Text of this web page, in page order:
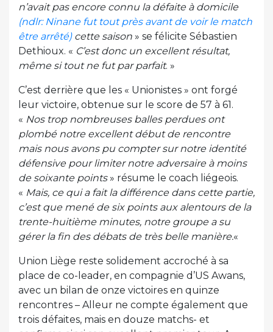
n’avait pas encore connu la défaite à domicile
(ndlr: Ninane fut tout près avant de voir le match
être arrêté)cette saison » se félicite Sébastien
Dethioux. « C’est donc un excellent résultat,
même si tout ne fut par parfait. »
C’est derrière que les « Unionistes » ont forgé
leur victoire, obtenue sur le score de 57 à 61.
« Nos trop nombreuses balles perdues ont
plombé notre excellent début de rencontre
mais nous avons pu compter sur notre identité
défensive pour limiter notre adversaire à moins
de soixante points» résume le coach liégeois.
« Mais, ce qui a fait la différence dans cette partie,
c’est que mené de six points aux alentours de la
trente-huitième minutes, notre groupe a su
gérer la fin des débats de très belle manière.«
Union Liège reste solidement accroché à sa
place de co-leader, en compagnie d’US Awans,
avec un bilan de onze victoires en quinze
rencontres – Alleur ne compte également que
trois défaites, mais en douze matchs- et